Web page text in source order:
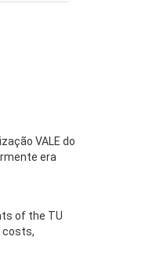
VALE do
era
of the TU
costs,